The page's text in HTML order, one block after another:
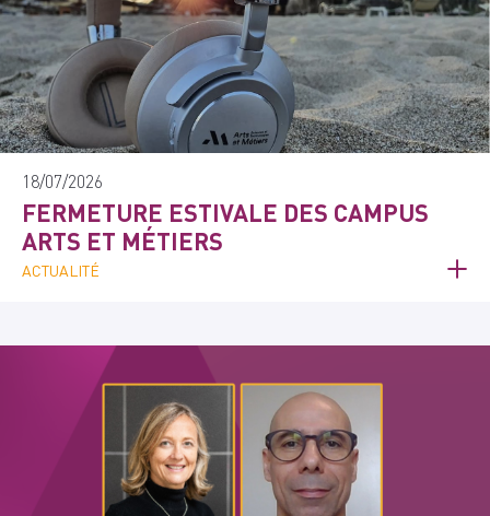
18/07/2026
FERMETURE ESTIVALE DES CAMPUS
ARTS ET MÉTIERS
ACTUALITÉ